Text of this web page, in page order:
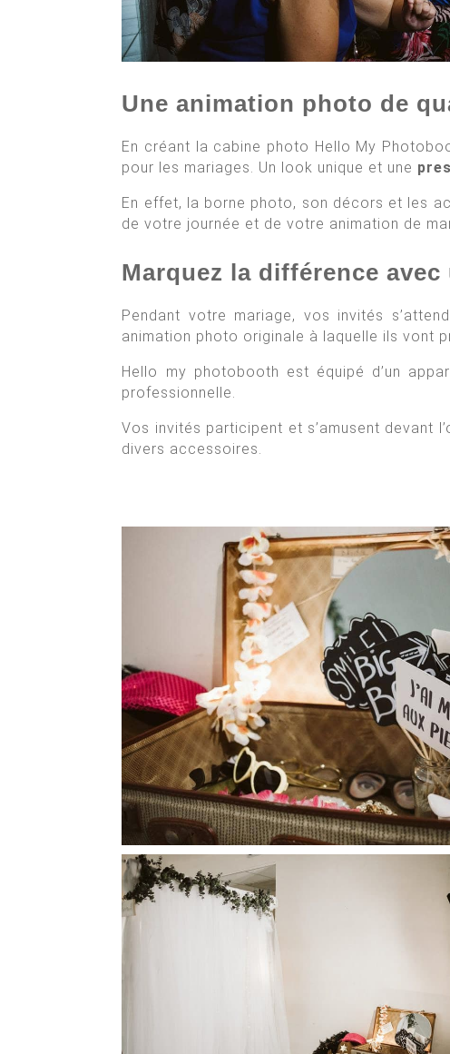
Une animation photo de
En créant la cabine photo Hello My
pour les mariages. Un look unique et une
En effet, la borne photo, son décors et les
de votre journée et de votre animation de
Marquez la différence
Pendant votre mariage, vos invités
animation photo originale à laquelle ils vont
Hello my photobooth est équipé d’un
professionnelle.
Vos invités participent et s’amusent devant
divers accessoires.